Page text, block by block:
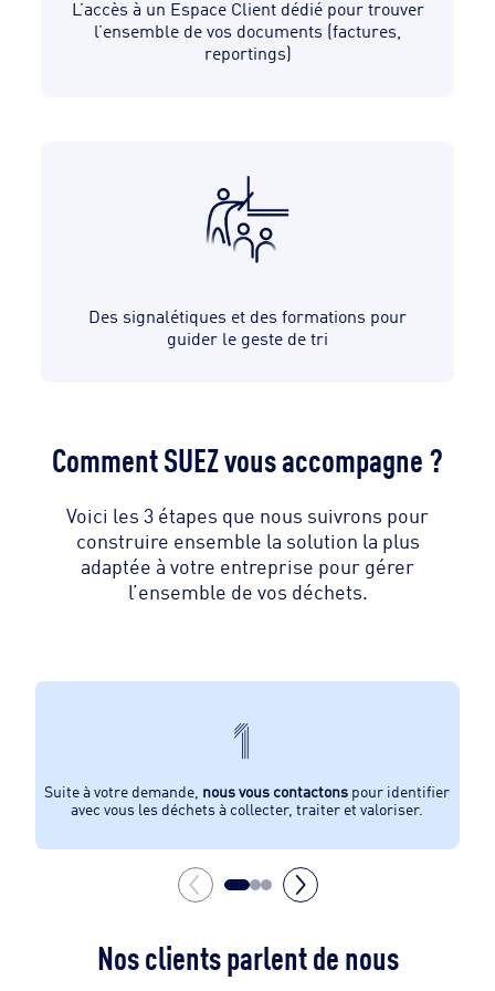
L’accès à un Espace Client dédié pour trouver
l’ensemble de vos documents (factures,
reportings)
Des signalétiques et des formations pour
guider le geste de tri
Comment SUEZ vous accompagne ?​
Voici les 3 étapes que nous suivrons pour
construire ensemble la solution la plus
adaptée à votre entreprise pour gérer
l’ensemble de vos déchets.
1
Suite à votre demande, nous vous contactons pour identifier
avec vous ​ les déchets à collecter, traiter et valoriser.​
Nos clients parlent de nous